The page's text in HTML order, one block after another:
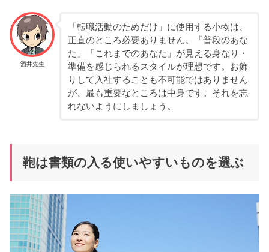
酒井先生
「転職活動のためだけ」に使用する小物は、
正直のところ必要ありません。「普段のあな
た」「これまでのあなた」が見える身なり・
準備を感じられるスタイルが理想です。お飾
りして入社することも不可能ではありません
が、最も重要なところは中身です。それを忘
れないようにしましょう。
鞄は書類の入る使いやすいものを選ぶ